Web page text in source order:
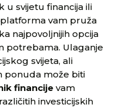
u svijetu financija ili
vam pruža
najpovoljnijih opcija
potrebama. Ulaganje
svijeta, ali
ponuda može biti
financijevam
investicijskih